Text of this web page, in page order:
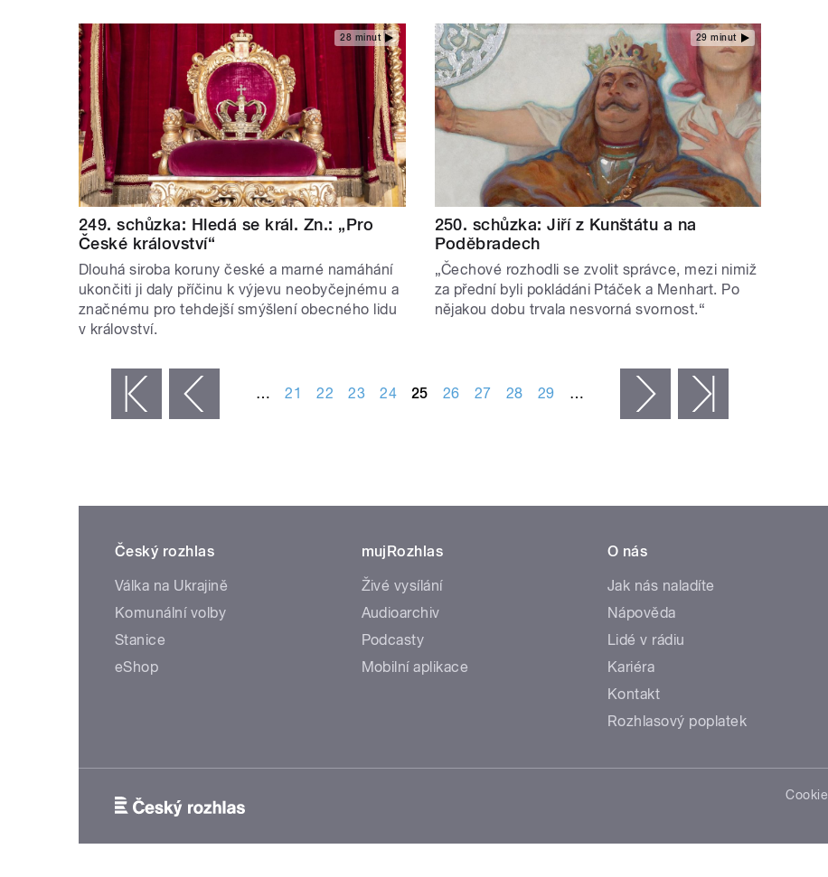
28 minut
249. schůzka: Hledá se král. Zn.: „Pro
České království“
Dlouhá siroba koruny české a marné namáhání
ukončiti ji daly příčinu k výjevu neobyčejnému a
značnému pro tehdejší smýšlení obecného lidu
v království.
29 minut
250. schůzka: Jiří z Kunštátu a na
Poděbradech
„Čechové rozhodli se zvolit správce, mezi nimiž
za přední byli pokládáni Ptáček a Menhart. Po
nějakou dobu trvala nesvorná svornost.“
‹ předchozí … 21 22 23 24 25 26 27 28 29 … následující ›
Český rozhlas
Válka na Ukrajině
Komunální volby
Stanice
eShop
mujRozhlas
Živé vysílání
Audioarchiv
Podcasty
Mobilní aplikace
O nás
Jak nás naladíte
Nápověda
Lidé v rádiu
Kariéra
Kontakt
Rozhlasový poplatek